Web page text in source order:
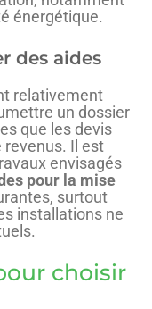
énergétique.
des aides
relativement
un dossier
que les devis
Il est
envisagés
pour la mise
surtout
installations ne
choisir